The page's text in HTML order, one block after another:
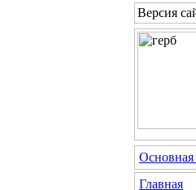
Версия
Основная
Главная